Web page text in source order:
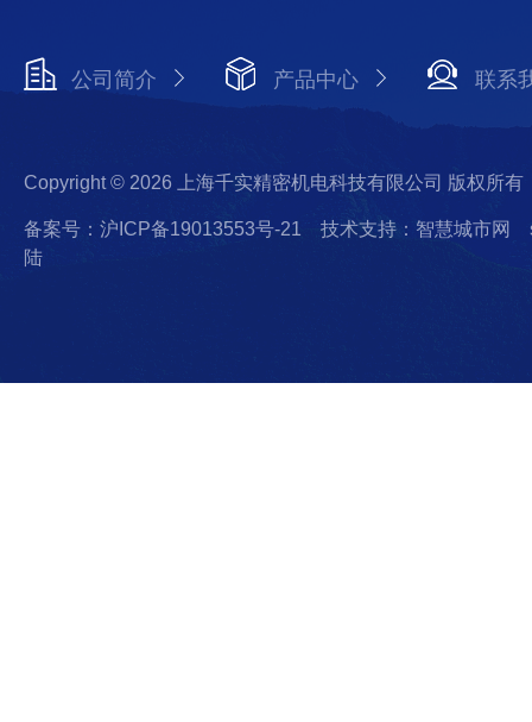
公司简介 产品中心 联系
Copyright © 2026 上海千实精密机电科技有限公司 版权所有
备案号：沪ICP备19013553号-21 技术支持：智慧城市网
陆